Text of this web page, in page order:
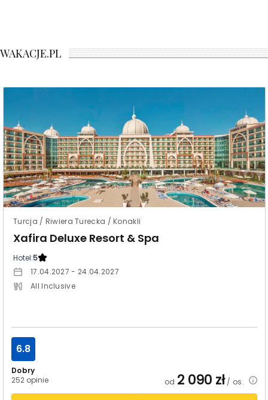
WAKACJE.PL
Turcja / Riwiera Turecka / Konakli
Xafira Deluxe Resort & Spa
Hotel:5
17.04.2027 - 24.04.2027
All Inclusive
Dobry
252 opinie
6.8
od 2 090 zł/ os.